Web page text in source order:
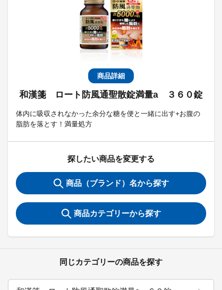
商品詳細
和漢箋 ロート防風通聖散錠満量a ３６０錠
体内に吸収されなかった余分な糖を便と一緒に出す+お腹の
脂肪を落とす！満量処方
探したい商品を変更する
商品（ブランド）名から探す
商品カテゴリーから探す
同じカテゴリーの商品を探す